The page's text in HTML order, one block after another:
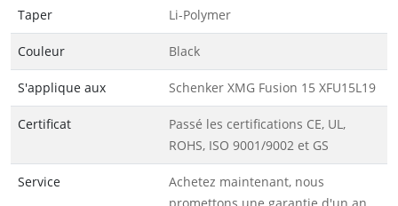
Taper Li-Polymer
Couleur Black
S'applique aux Schenker XMG Fusion 15 XFU15L19
Certificat
Passé les certifications CE, UL,
ROHS, ISO 9001/9002 et GS
Service
Achetez maintenant, nous